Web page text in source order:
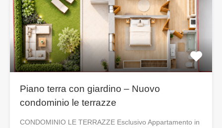
Piano terra con giardino – Nuovo
condominio le terrazze
CONDOMINIO LE TERRAZZE Esclusivo Appartamento in